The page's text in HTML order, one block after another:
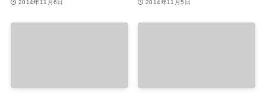
2014年11月6日 2014年11月5日